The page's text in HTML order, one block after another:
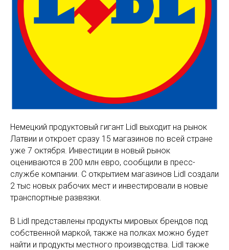
Немецкий продуктовый гигант Lidl выходит на рынок
Латвии и откроет сразу 15 магазинов по всей стране
уже 7 октября. Инвестиции в новый рынок
оцениваются в 200 млн евро, сообщили в пресс-
службе компании. C открытием магазинов Lidl создали
2 тыс новых рабочих мест и инвестировали в новые
транспортные развязки.
В Lidl представлены продукты мировых брендов под
собственной маркой, также на полках можно будет
найти и продукты местного производства. Lidl также